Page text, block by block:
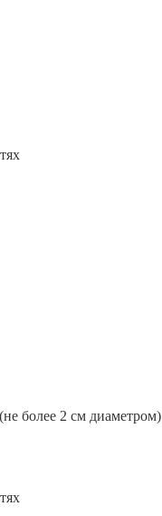
более 2 см диаметром)